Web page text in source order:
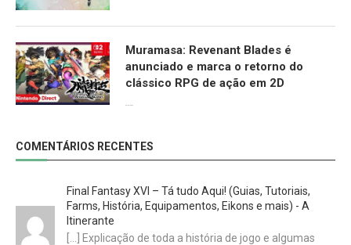
Muramasa: Revenant Blades é
anunciado e marca o retorno do
clássico RPG de ação em 2D
COMENTÁRIOS RECENTES
Final Fantasy XVI – Tá tudo Aqui! (Guias, Tutoriais,
Farms, História, Equipamentos, Eikons e mais) - A
Itinerante
[…] Explicação de toda a história de jogo e algumas